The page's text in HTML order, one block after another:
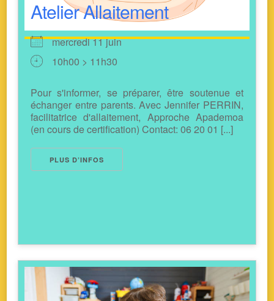
Atelier Allaitement
mercredi 11 juin
10h00 > 11h30
Pour s'informer, se préparer, être soutenue et
échanger entre parents. Avec Jennifer PERRIN,
facilitatrice d'allaitement, Approche Apademoa
(en cours de certification) Contact: 06 20 01 [...]
PLUS D’INFOS